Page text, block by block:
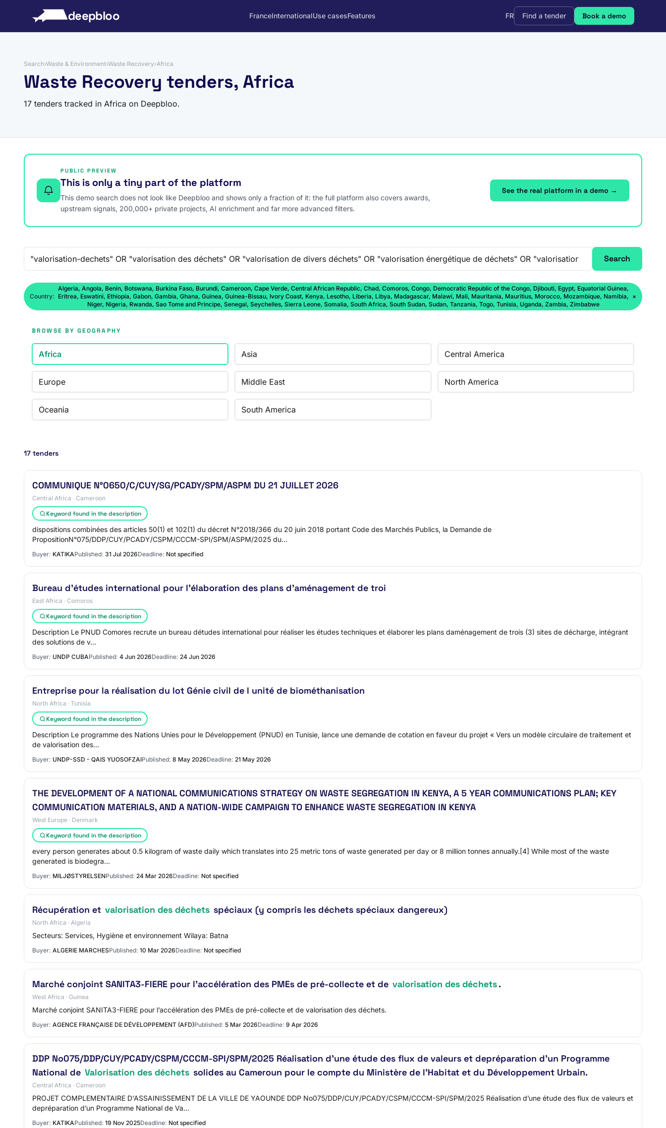
deepbloo FranceInternationalUse casesFeatures FR Find a tender Book a demo
Search›Waste & Environment›Waste Recovery›Africa
Waste Recovery tenders, Africa
17 tenders tracked in Africa on Deepbloo.
PUBLIC PREVIEW
This is only a tiny part of the platform
This demo search does not look like Deepbloo and shows only a fraction of it: the full platform also covers awards,
upstream signals, 200,000+ private projects, AI enrichment and far more advanced filters.
See the real platform in a demo →
Search
Country:
Algeria, Angola, Benin, Botswana, Burkina Faso, Burundi, Cameroon, Cape Verde, Central African Republic, Chad, Comoros, Congo, Democratic Republic of the Congo, Djibouti, Egypt, Equatorial Guinea,
Eritrea, Eswatini, Ethiopia, Gabon, Gambia, Ghana, Guinea, Guinea-Bissau, Ivory Coast, Kenya, Lesotho, Liberia, Libya, Madagascar, Malawi, Mali, Mauritania, Mauritius, Morocco, Mozambique, Namibia,
Niger, Nigeria, Rwanda, Sao Tome and Principe, Senegal, Seychelles, Sierra Leone, Somalia, South Africa, South Sudan, Sudan, Tanzania, Togo, Tunisia, Uganda, Zambia, Zimbabwe
×
BROWSE BY GEOGRAPHY
Africa Asia Central America
Europe Middle East North America
Oceania South America
17 tenders
COMMUNIQUE N°0650/C/CUY/SG/PCADY/SPM/ASPM DU 21 JUILLET 2026
Central Africa · Cameroon
Keyword found in the description
dispositions combinées des articles 50(1) et 102(1) du décret N°2018/366 du 20 juin 2018 portant Code des Marchés Publics, la Demande de
PropositionN°075/DDP/CUY/PCADY/CSPM/CCCM-SPI/SPM/ASPM/2025 du…
Buyer: KATIKAPublished: 31 Jul 2026Deadline: Not specified
Bureau d’études international pour l’élaboration des plans d’aménagement de troi
East Africa · Comoros
Keyword found in the description
Description Le PNUD Comores recrute un bureau détudes international pour réaliser les études techniques et élaborer les plans daménagement de trois (3) sites de décharge, intégrant
des solutions de v…
Buyer: UNDP CUBAPublished: 4 Jun 2026Deadline: 24 Jun 2026
Entreprise pour la réalisation du lot Génie civil de l unité de biométhanisation
North Africa · Tunisia
Keyword found in the description
Description Le programme des Nations Unies pour le Développement (PNUD) en Tunisie, lance une demande de cotation en faveur du projet « Vers un modèle circulaire de traitement et
de valorisation des…
Buyer: UNDP-SSD - QAIS YUOSOFZAIPublished: 8 May 2026Deadline: 21 May 2026
THE DEVELOPMENT OF A NATIONAL COMMUNICATIONS STRATEGY ON WASTE SEGREGATION IN KENYA, A 5 YEAR COMMUNICATIONS PLAN; KEY
COMMUNICATION MATERIALS, AND A NATION-WIDE CAMPAIGN TO ENHANCE WASTE SEGREGATION IN KENYA
West Europe · Denmark
Keyword found in the description
every person generates about 0.5 kilogram of waste daily which translates into 25 metric tons of waste generated per day or 8 million tonnes annually.[4] While most of the waste
generated is biodegra…
Buyer: MILJØSTYRELSENPublished: 24 Mar 2026Deadline: Not specified
Récupération et valorisation des déchets spéciaux (y compris les déchets spéciaux dangereux)
North Africa · Algeria
Secteurs: Services, Hygiène et environnement Wilaya: Batna
Buyer: ALGERIE MARCHESPublished: 10 Mar 2026Deadline: Not specified
Marché conjoint SANITA3-FIERE pour l’accélération des PMEs de pré-collecte et de valorisation des déchets.
West Africa · Guinea
Marché conjoint SANITA3-FIERE pour l’accélération des PMEs de pré-collecte et de valorisation des déchets.
Buyer: AGENCE FRANÇAISE DE DÉVELOPPEMENT (AFD)Published: 5 Mar 2026Deadline: 9 Apr 2026
DDP No075/DDP/CUY/PCADY/CSPM/CCCM-SPI/SPM/2025 Réalisation d’une étude des flux de valeurs et depréparation d’un Programme
National de Valorisation des déchets solides au Cameroun pour le compte du Ministère de l’Habitat et du Développement Urbain.
Central Africa · Cameroon
PROJET COMPLEMENTAIRE D'ASSAINISSEMENT DE LA VILLE DE YAOUNDE DDP No075/DDP/CUY/PCADY/CSPM/CCCM-SPI/SPM/2025 Réalisation d’une étude des flux de valeurs et
depréparation d’un Programme National de Va…
Buyer: KATIKAPublished: 19 Nov 2025Deadline: Not specified